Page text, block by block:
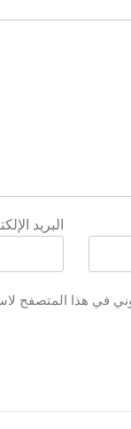
البريد
في هذا المتصفح